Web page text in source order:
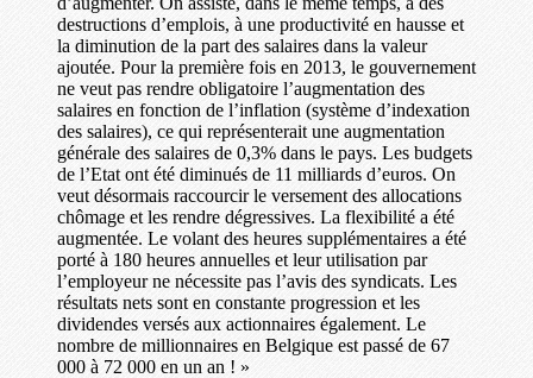
destructions d’emplois, à une productivité en hausse et
la diminution de la part des salaires dans la valeur
ajoutée. Pour la première fois en 2013, le gouvernement
ne veut pas rendre obligatoire l’augmentation des
salaires en fonction de l’inflation (système d’indexation
des salaires), ce qui représenterait une augmentation
générale des salaires de 0,3% dans le pays. Les budgets
de l’Etat ont été diminués de 11 milliards d’euros. On
veut désormais raccourcir le versement des allocations
chômage et les rendre dégressives. La flexibilité a été
augmentée. Le volant des heures supplémentaires a été
porté à 180 heures annuelles et leur utilisation par
l’employeur ne nécessite pas l’avis des syndicats. Les
résultats nets sont en constante progression et les
dividendes versés aux actionnaires également. Le
nombre de millionnaires en Belgique est passé de 67
000 à 72 000 en un an ! »